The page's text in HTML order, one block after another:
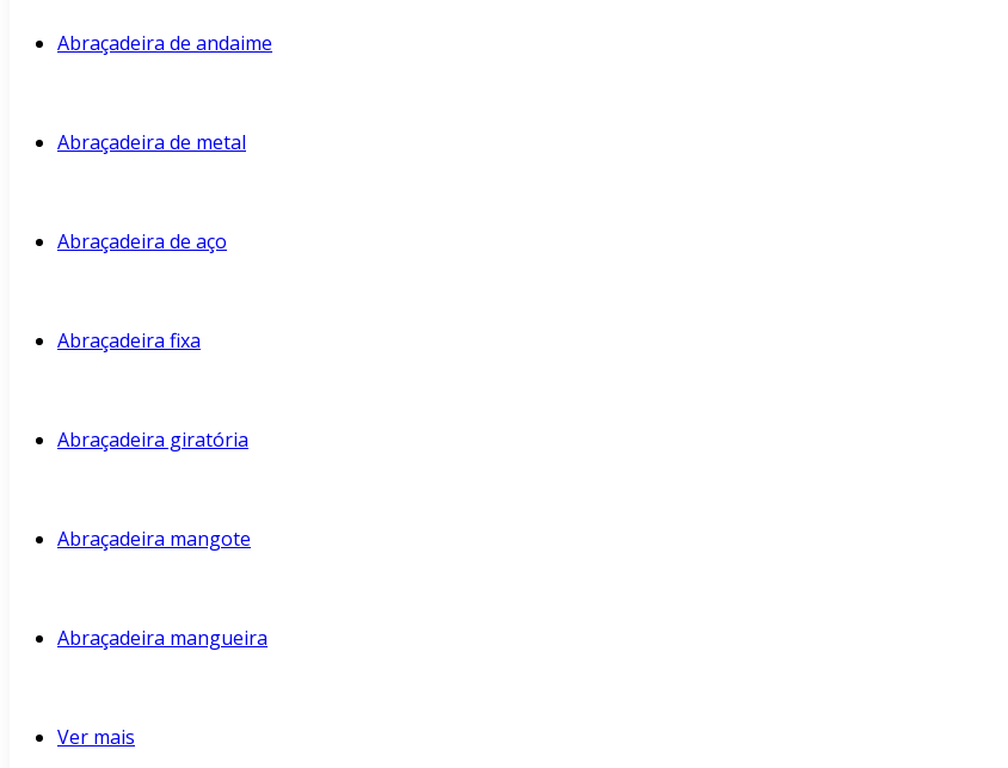
Abraçadeira de andaime
Abraçadeira de metal
Abraçadeira de aço
Abraçadeira fixa
Abraçadeira giratória
Abraçadeira mangote
Abraçadeira mangueira
Ver mais